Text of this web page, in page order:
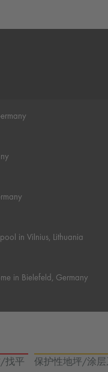
in Vilnius, Lithuania
in Bielefeld, Germany
找平
保护性地坪/涂层